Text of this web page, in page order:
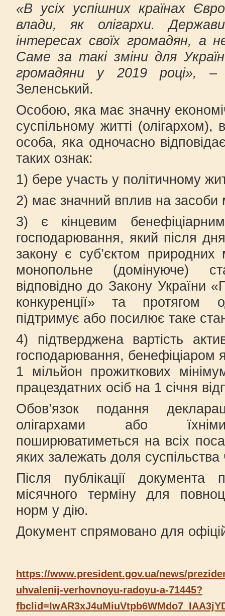
«В усіх успішних країнах
влади, як олігархи.
інтересах своїх громадян, а
Саме за такі зміни для
громадяни у 2019 році», –
Зеленський.
Особою, яка має значну
суспільному житті (олігархом),
особа, яка одночасно
таких ознак:
1) бере участь у політичному
2) має значний вплив на засоби
3) є кінцевим
господарювання, який після
закону є суб’єктом
монопольне (домінуюче)
відповідно до Закону України
конкуренції» та протягом
підтримує або посилює таке
4) підтверджена вартість
господарювання, бенефіціаром
1 мільйон прожиткових
працездатних осіб на 1 січня
Обов’язок подання
олігархами або
поширюватиметься на всіх
яких залежать доля
Після публікації документа
місячного терміну для
норм у дію.
Документ спрямовано для
https://www.president.gov.ua/news/
uhvalenij-verhovnoyu-radoyu-a-71445?